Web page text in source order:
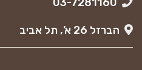
הברזל 26 א’, תל אביב